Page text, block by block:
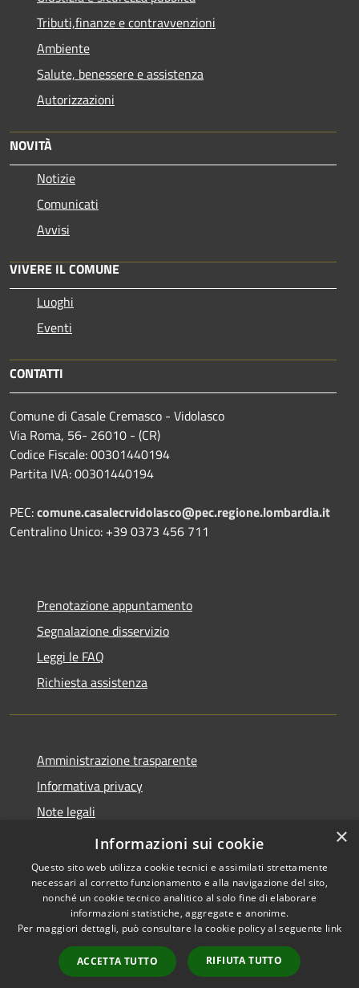
Tributi,finanze e contravvenzioni
Ambiente
Salute, benessere e assistenza
Autorizzazioni
NOVITÀ
Notizie
Comunicati
Avvisi
VIVERE IL COMUNE
Luoghi
Eventi
CONTATTI
Comune di Casale Cremasco - Vidolasco
Via Roma, 56- 26010 - (CR)
Codice Fiscale: 00301440194
Partita IVA: 00301440194
PEC:comune.casalecrvidolasco@pec.regione.lombardia.it
Centralino Unico: +39 0373 456 711
Prenotazione appuntamento
Segnalazione disservizio
Leggi le FAQ
Richiesta assistenza
Amministrazione trasparente
Informativa privacy
Note legali
Dichiarazione di accessibilità
Accessibilità
Copyright © 2026 • Comune di
Casale Cremasco-Vidolasco •
Powered byMunicipium
Accesso redazione
×
Informazioni sui cookie
Questo sito web utilizza cookie tecnici e assimilati strettamente
necessari al corretto funzionamento e alla navigazione del sito,
nonché un cookie tecnico analitico al solo fine di elaborare
informazioni statistiche, aggregate e anonime.
Per maggiori dettagli, può consultare la cookie policy al seguente link
ACCETTA TUTTO RIFIUTA TUTTO